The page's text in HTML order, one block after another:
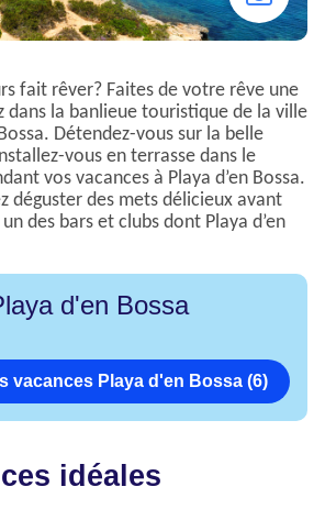
fait rêver? Faites de votre rêve une
dans la banlieue touristique de la ville
Détendez-vous sur la belle
vous en terrasse dans le
vos vacances à Playa d’en Bossa.
déguster des mets délicieux avant
des bars et clubs dont Playa d’en
d'en Bossa
vacances Playa d'en Bossa (6)
idéales